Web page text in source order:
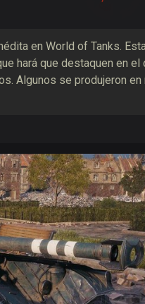
en World of Tanks.
hará que destaquen en el
Algunos se produjeron en